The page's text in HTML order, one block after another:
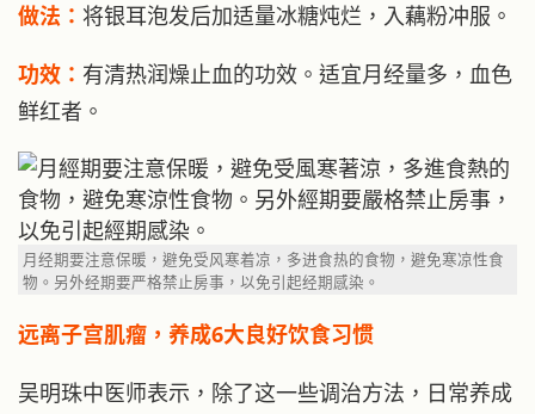
做法： 将银耳泡发后加适量冰糖炖烂，入藕粉冲服。
功效： 有清热润燥止血的功效。适宜月经量多，血色
鲜红者。
月经期要注意保暖，避免受风寒着凉，多进食热的食物，避免寒凉性食
物。另外经期要严格禁止房事，以免引起经期感染。
远离子宫肌瘤，养成6大良好饮食习惯
吴明珠中医师表示，除了这一些调治方法，日常养成